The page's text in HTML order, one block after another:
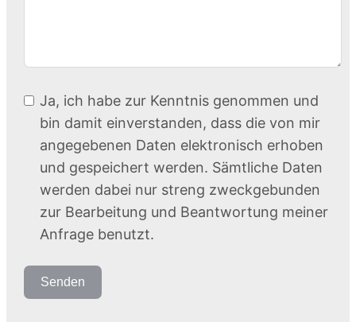
Ja, ich habe zur Kenntnis genommen und
bin damit einverstanden, dass die von mir
angegebenen Daten elektronisch erhoben
und gespeichert werden. Sämtliche Daten
werden dabei nur streng zweckgebunden
zur Bearbeitung und Beantwortung meiner
Anfrage benutzt.
Senden